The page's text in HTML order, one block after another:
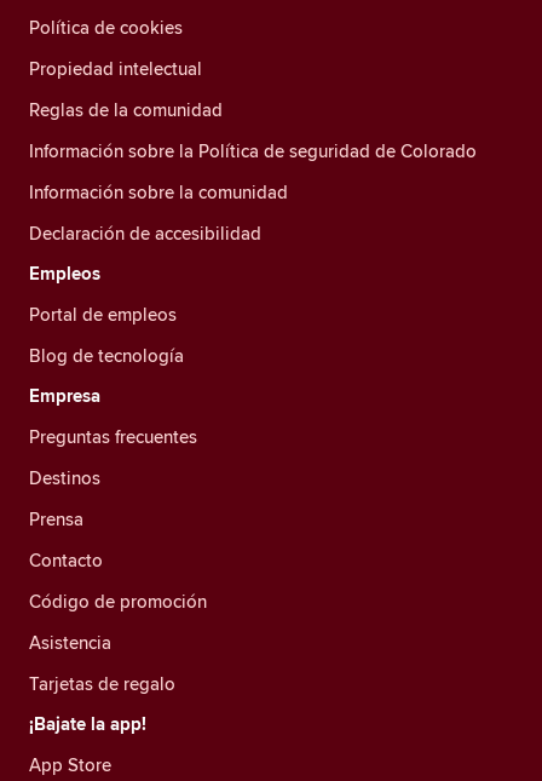
Política de cookies
Propiedad intelectual
Reglas de la comunidad
Información sobre la Política de seguridad de Colorado
Información sobre la comunidad
Declaración de accesibilidad
Empleos
Portal de empleos
Blog de tecnología
Empresa
Preguntas frecuentes
Destinos
Prensa
Contacto
Código de promoción
Asistencia
Tarjetas de regalo
¡Bajate la app!
App Store